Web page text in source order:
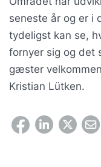
seneste år og er i
tydeligst kan se,
fornyer sig og det
gæster
Kristian Lütken.